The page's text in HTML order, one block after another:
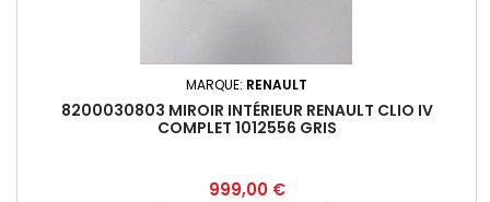
MARQUE: RENAULT
8200030803 MIROIR INTÉRIEUR RENAULT CLIO IV
COMPLET 1012556 GRIS
Prix
999,00 €